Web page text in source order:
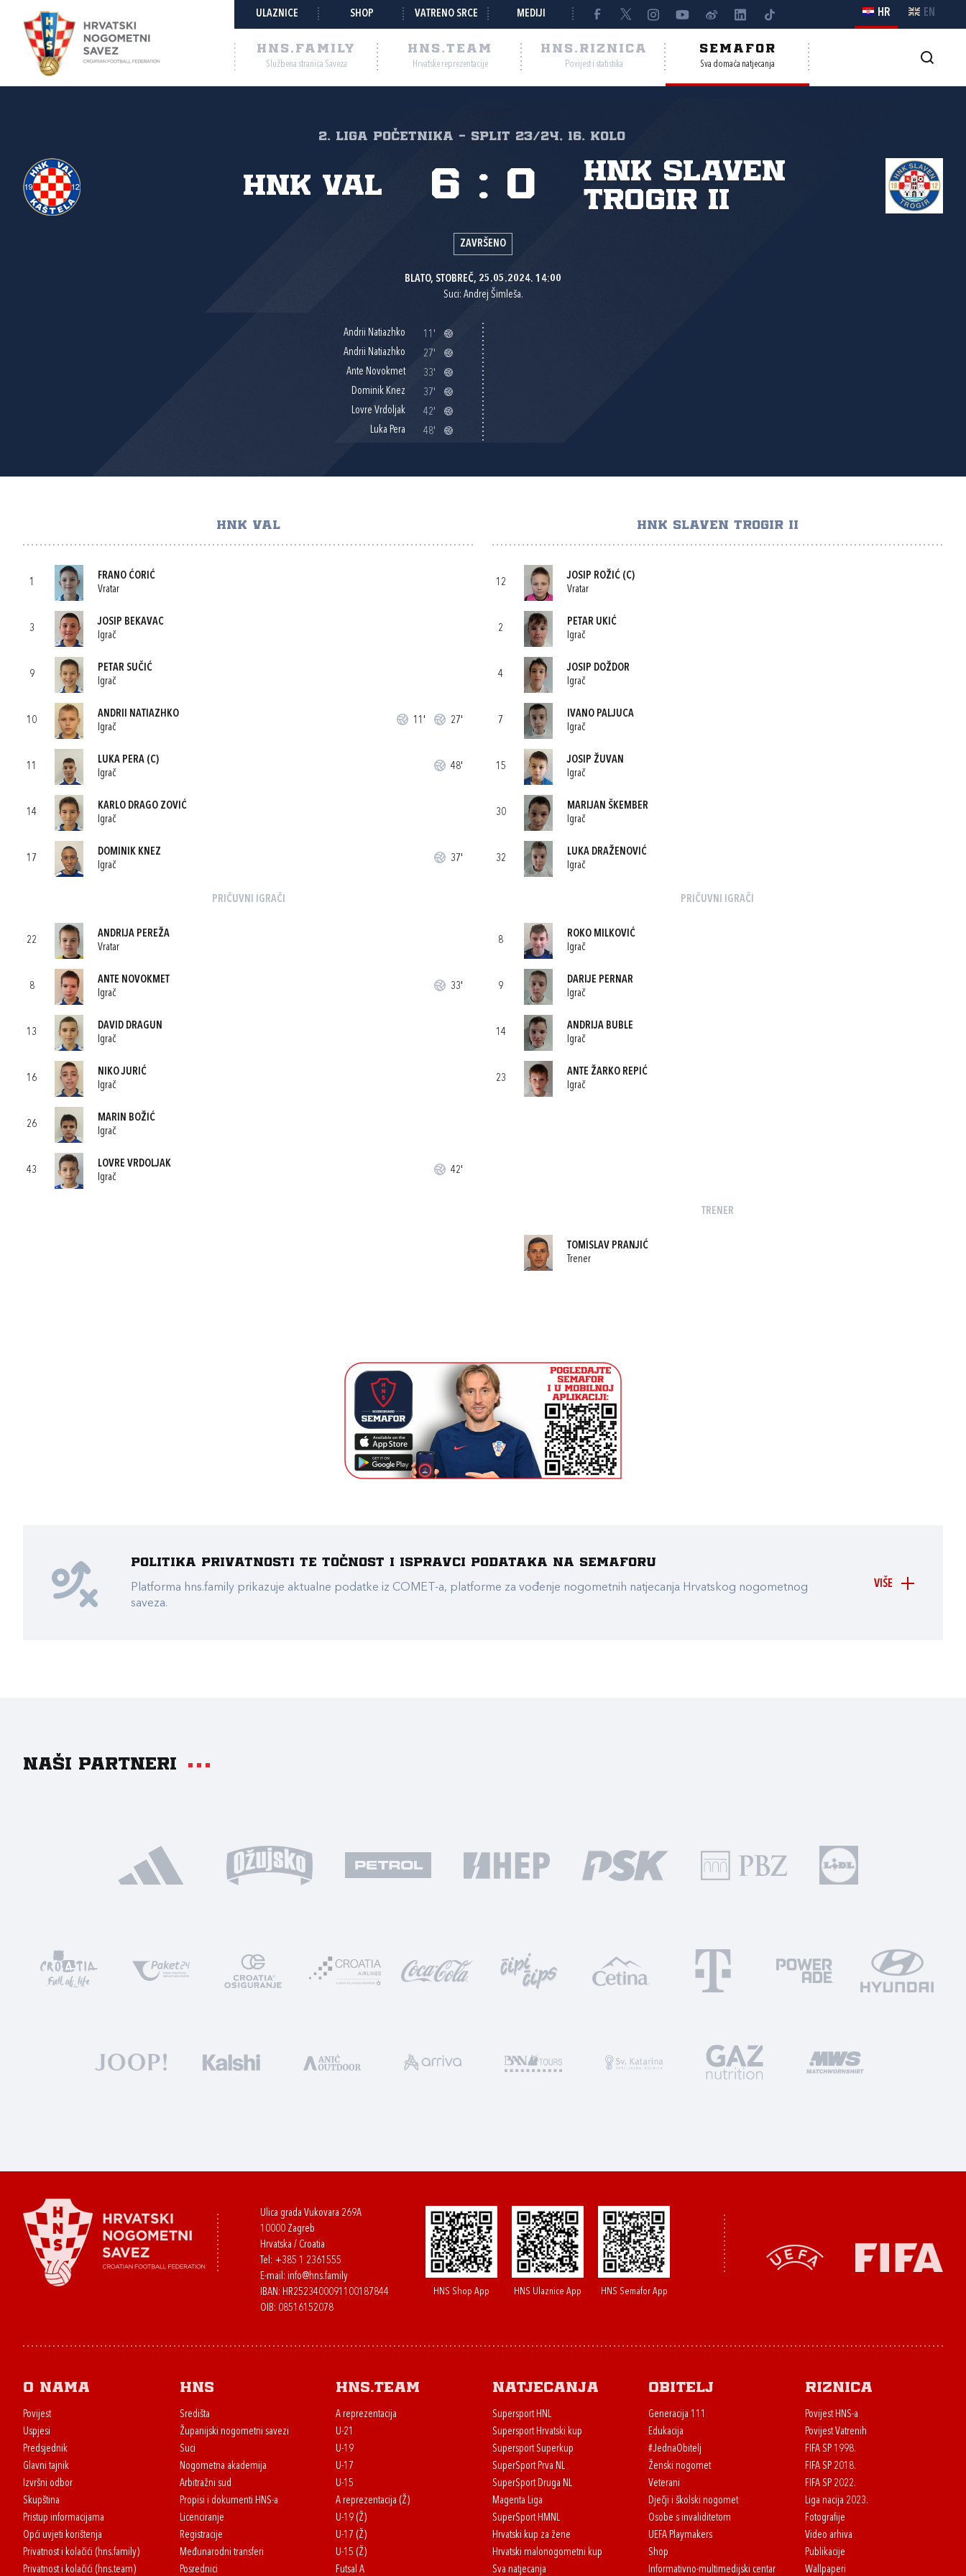
ULAZNICE SHOP VATRENO SRCE MEDIJI HR EN
HNS.FAMILY
Službena stranica Saveza
HNS.TEAM
Hrvatske reprezentacije
HNS.RIZNICA
Povijest i statistika
SEMAFOR
Sva domaća natjecanja
2. liga početnika - Split 23/24, 16. kolo
HNK Val
HNK Slaven
Trogir II
6 : 0
ZAVRŠENO
BLATO, STOBREČ, 25.05.2024. 14:00
Suci: Andrej Šimleša.
Andrii Natiazhko
11'
Andrii Natiazhko
27'
Ante Novokmet
33'
Dominik Knez
37'
Lovre Vrdoljak
42'
Luka Pera
48'
HNK VAL
1
FRANO ĆORIĆ
Vratar
3
JOSIP BEKAVAC
Igrač
9
PETAR SUČIĆ
Igrač
10
ANDRII NATIAZHKO
Igrač
11' 27'
11
LUKA PERA (C)
Igrač
48'
14
KARLO DRAGO ZOVIĆ
Igrač
17
DOMINIK KNEZ
Igrač
37'
PRIČUVNI IGRAČI
22
ANDRIJA PEREŽA
Vratar
8
ANTE NOVOKMET
Igrač
33'
13
DAVID DRAGUN
Igrač
16
NIKO JURIĆ
Igrač
26
MARIN BOŽIĆ
Igrač
43
LOVRE VRDOLJAK
Igrač
42'
HNK SLAVEN TROGIR II
12
JOSIP ROŽIĆ(C)
Vratar
2
PETAR UKIĆ
Igrač
4
JOSIP DOŽDOR
Igrač
7
IVANO PALJUCA
Igrač
15
JOSIP ŽUVAN
Igrač
30
MARIJAN ŠKEMBER
Igrač
32
LUKA DRAŽENOVIĆ
Igrač
PRIČUVNI IGRAČI
8
ROKO MILKOVIĆ
Igrač
9
DARIJE PERNAR
Igrač
14
ANDRIJA BUBLE
Igrač
23
ANTE ŽARKO REPIĆ
Igrač
TRENER
TOMISLAV PRANJIĆ
Trener
VIŠE
Politika privatnosti te točnost i ispravci podataka na Semaforu
Platforma hns.family prikazuje aktualne podatke iz COMET-a, platforme za vođenje nogometnih natjecanja Hrvatskog nogometnog
saveza.
Naši partneri
Ulica grada Vukovara 269A
10000 Zagreb
Hrvatska / Croatia
Tel: +385 1 2361555
E-mail: info@hns.family
IBAN: HR2523400091100187844
OIB: 08516152078
HNS Shop App HNS Ulaznice App HNS Semafor App
O nama
Povijest
Uspjesi
Predsjednik
Glavni tajnik
Izvršni odbor
Skupština
Pristup informacijama
Opći uvjeti korištenja
Privatnost i kolačići (hns.family)
Privatnost i kolačići (hns.team)
HNS
Središta
Županijski nogometni savezi
Suci
Nogometna akademija
Arbitražni sud
Propisi i dokumenti HNS-a
Licenciranje
Registracije
Međunarodni transferi
Posrednici
HNS.team
A reprezentacija
U-21
U-19
U-17
U-15
A reprezentacija (Ž)
U-19 (Ž)
U-17 (Ž)
U-15 (Ž)
Futsal A
Natjecanja
Supersport HNL
Supersport Hrvatski kup
Supersport Superkup
SuperSport Prva NL
SuperSport Druga NL
Magenta Liga
SuperSport HMNL
Hrvatski kup za žene
Hrvatski malonogometni kup
Sva natjecanja
Obitelj
Generacija 111
Edukacija
#JednaObitelj
Ženski nogomet
Veterani
Dječji i školski nogomet
Osobe s invaliditetom
UEFA Playmakers
Shop
Informativno-multimedijski centar
Riznica
Povijest HNS-a
Povijest Vatrenih
FIFA SP 1998.
FIFA SP 2018.
FIFA SP 2022.
Liga nacija 2023.
Fotografije
Video arhiva
Publikacije
Wallpaperi